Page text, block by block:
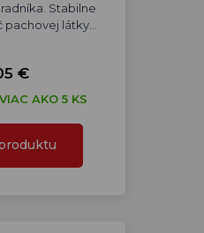
Stabilne
látky…
€
AKO 5 KS